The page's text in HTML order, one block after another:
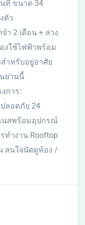
ที ขนาด 34
ตัว
ำ 2 เดือน + ล่วง
งใช้ไฟฟ้าพร้อม
ำหรับอยู่อาศัย
ย่านนี้
การ:
ลอดภัย 24
นสพร้อมอุปกรณ์
ทำงาน Rooftop
สนใจนัดดูห้อง /